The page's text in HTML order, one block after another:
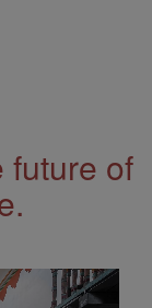
future of